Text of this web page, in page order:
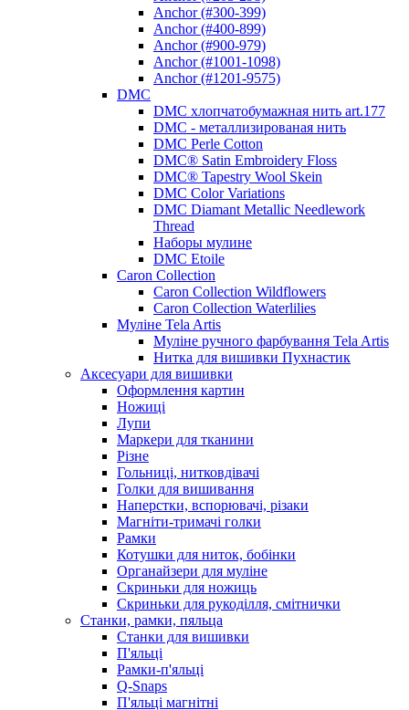
Anchor (#300-399)
Anchor (#400-899)
Anchor (#900-979)
Anchor (#1001-1098)
Anchor (#1201-9575)
DMC
DMC хлопчатобумажная нить art.177
DMC - металлизированая нить
DMC Perle Cotton
DMC® Satin Embroidery Floss
DMC® Tapestry Wool Skein
DMC Color Variations
DMC Diamant Metallic Needlework
Thread
Наборы мулине
DMC Etoile
Caron Collection
Caron Collection Wildflowers
Caron Collection Waterlilies
Муліне Tela Artis
Муліне ручного фарбування Tela Artis
Нитка для вишивки Пухнастик
Аксесуари для вишивки
Оформлення картин
Ножиці
Лупи
Маркери для тканини
Різне
Гольниці, нитковдівачі
Голки для вишивання
Наперстки, вспорювачі, різаки
Магніти-тримачі голки
Рамки
Котушки для ниток, бобінки
Органайзери для муліне
Скриньки для ножиць
Скриньки для рукоділля, смітнички
Станки, рамки, пяльца
Станки для вишивки
П'яльці
Рамки-п'яльці
Q-Snaps
П'яльці магнітні